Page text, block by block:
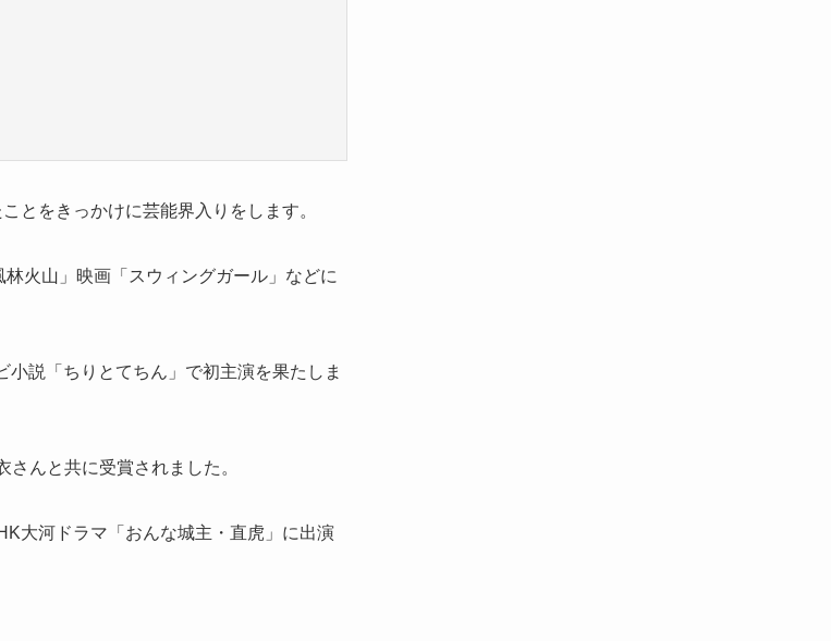
とをきっかけに芸能界入りをします。
火山」映画「スウィングガール」などに
説「ちりとてちん」で初主演を果たしま
んと共に受賞されました。
大河ドラマ「おんな城主・直虎」に出演